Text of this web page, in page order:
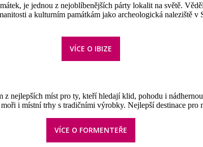
je jednou z nejoblíbenějších párty lokalit na světě.
a kulturním památkám jako archeologická naleziště v
VÍCE O IBIZE
z nejlepších míst pro ty, kteří hledají klid, pohodu i
i místní trhy s tradičními výrobky. Nejlepší destinace
VÍCE O FORMENTEŘE